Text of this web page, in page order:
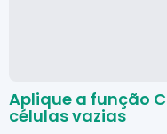
Aplique a função
células vazias